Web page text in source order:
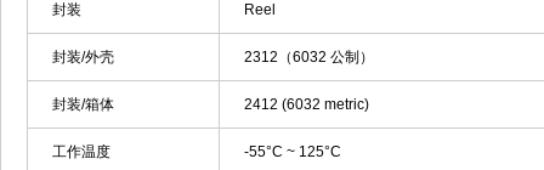
封装 Reel
封装/外壳 2312（6032 公制）
封装/箱体 2412 (6032 metric)
工作温度 -55°C ~ 125°C